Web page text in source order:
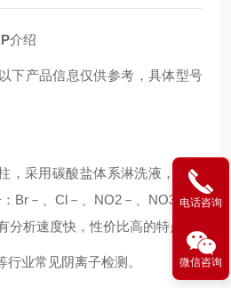
介绍
下产品信息仅供参考，具体型号
，采用碳酸盐体系淋洗液，主要
Br－、Cl－、NO2－、NO3－、
分析速度快，性价比高的特点。
业常见阴离子检测。
电话咨询
微信咨询